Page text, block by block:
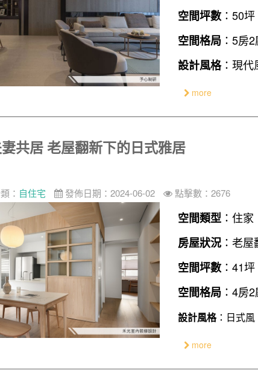
空間坪數 ：50坪
空間格局 ：5房
設計風格：現代
more
共居 老屋翻新下的日式雅居
： 自住宅 發佈日期：2024-06-02 點擊數：2676
空間類型 ：住家
房屋狀況 ：老
空間坪數 ：41坪
空間格局 ：4房
設計風格：日式風
more